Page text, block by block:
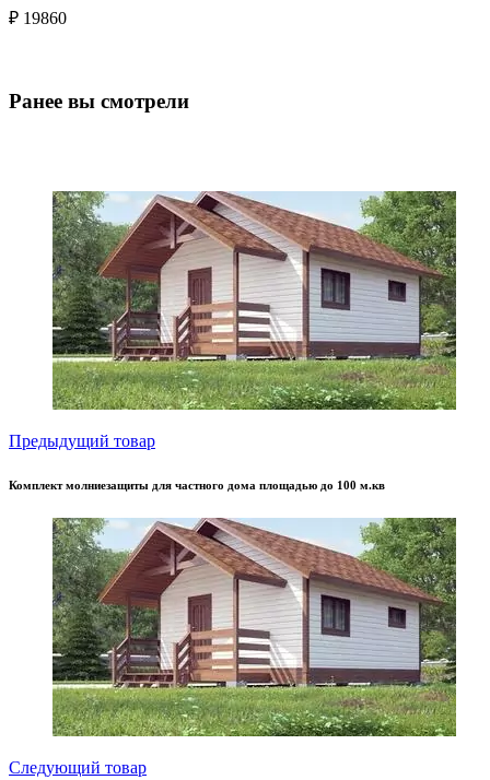
₽ 19860
Ранее вы смотрели
Предыдущий товар
Комплект молниезащиты для частного дома площадью до 100 м.кв
Следующий товар